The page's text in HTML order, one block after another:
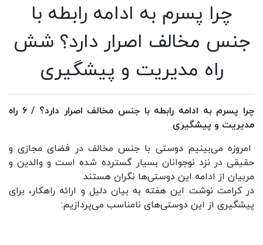
چرا پسرم به ادامه رابطه با
جنس مخالف اصرار دارد؟ شش
راه مدیریت و پیشگیری
چرا پسرم به ادامه رابطه با جنس مخالف اصرار دارد؟ / ۶ راه
مدیریت و پیشگیری
امروزه می‌بینیم دوستی با جنس مخالف در فضای مجازی و
حقیقی در نزد نوجوانان بسیار گسترده شده است و والدین و
مربیان از ادامه این دوستی‌ها نگران هستند.
در کرامت نوشت این هفته به بیان دلیل و ارائه راهکار، برای
پیشگیری از این دوستی‌های نامناسب می‌پردازیم: